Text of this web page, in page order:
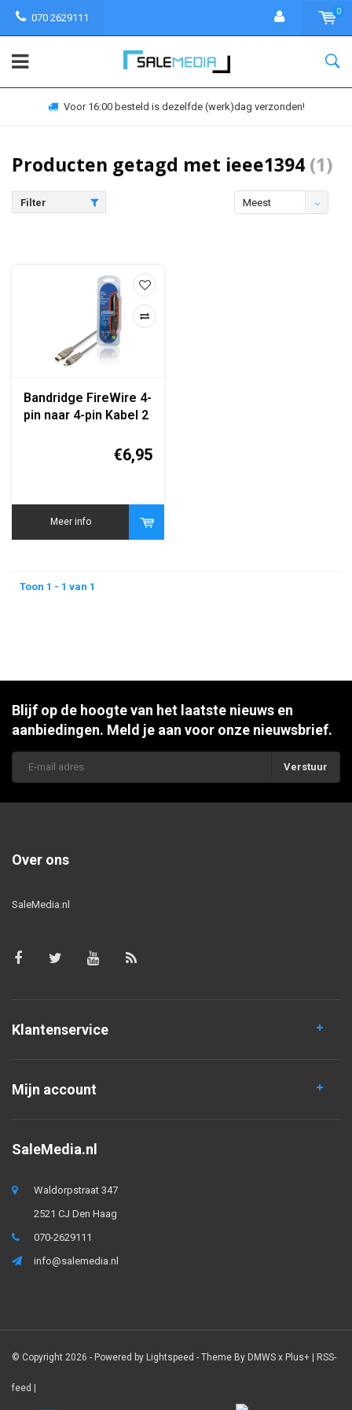
070 2629111
0
Voor 16:00 besteld is dezelfde (werk)dag verzonden!
Producten getagd met ieee1394 (1)
Filter
Meest
Bandridge FireWire 4-
pin naar 4-pin Kabel 2
€6,95
Meer info
Toon 1 - 1 van 1
Blijf op de hoogte van het laatste nieuws en
aanbiedingen. Meld je aan voor onze nieuwsbrief.
Verstuur
Over ons
SaleMedia.nl
Klantenservice
Mijn account
SaleMedia.nl
Waldorpstraat 347
2521 CJ Den Haag
070-2629111
info@salemedia.nl
© Copyright 2026 - Powered by Lightspeed - Theme By DMWS x Plus+ | RSS-
feed |